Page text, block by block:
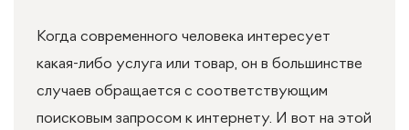
Когда современного человека интересует
какая-либо услуга или товар, он в большинстве
случаев обращается с соответствующим
поисковым запросом к интернету. И вот на этой